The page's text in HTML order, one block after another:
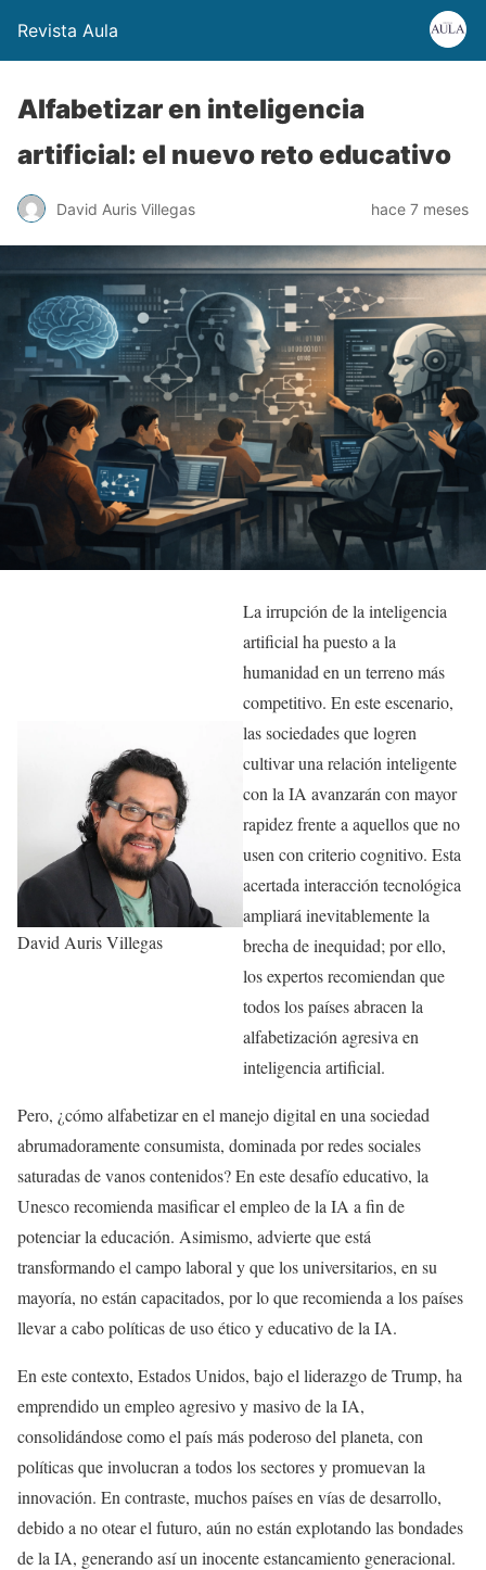
Revista Aula
Alfabetizar en inteligencia
artificial: el nuevo reto educativo
David Auris Villegas hace 7 meses
David Auris Villegas
La irrupción de la inteligencia
artificial ha puesto a la
humanidad en un terreno más
competitivo. En este escenario,
las sociedades que logren
cultivar una relación inteligente
con la IA avanzarán con mayor
rapidez frente a aquellos que no
usen con criterio cognitivo. Esta
acertada interacción tecnológica
ampliará inevitablemente la
brecha de inequidad; por ello,
los expertos recomiendan que
todos los países abracen la
alfabetización agresiva en
inteligencia artificial.
Pero, ¿cómo alfabetizar en el manejo digital en una sociedad
abrumadoramente consumista, dominada por redes sociales
saturadas de vanos contenidos? En este desafío educativo, la
Unesco recomienda masificar el empleo de la IA a fin de
potenciar la educación. Asimismo, advierte que está
transformando el campo laboral y que los universitarios, en su
mayoría, no están capacitados, por lo que recomienda a los países
llevar a cabo políticas de uso ético y educativo de la IA.
En este contexto, Estados Unidos, bajo el liderazgo de Trump, ha
emprendido un empleo agresivo y masivo de la IA,
consolidándose como el país más poderoso del planeta, con
políticas que involucran a todos los sectores y promuevan la
innovación. En contraste, muchos países en vías de desarrollo,
debido a no otear el futuro, aún no están explotando las bondades
de la IA, generando así un inocente estancamiento generacional.